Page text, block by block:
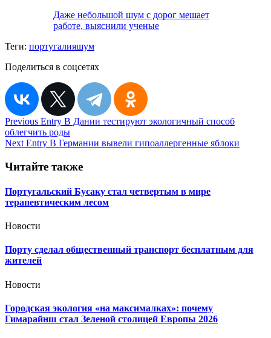
Даже небольшой шум с дорог мешает
работе, выяснили ученые
Теги: португалияшум
Поделиться в соцсетях
Навигация
по
Previous Entry В Дании тестируют экологичный способ
облегчить роды
Next Entry В Германии вывели гипоаллергенные яблоки
Читайте также
Португальский Бусаку стал четвертым в мире
терапевтическим лесом
Новости
Порту сделал общественный транспорт бесплатным для
жителей
Новости
Городская экология «на максималках»: почему
Гимарайнш стал Зеленой столицей Европы 2026